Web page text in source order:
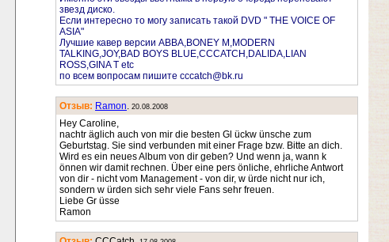
звезд диско.
Если интересно то могу записать такой DVD " THE VOICE OF
ASIA"
Лучшие кавер версии ABBA,BONEY M,MODERN
TALKING,JOY,BAD BOYS BLUE,CCCATCH,DALIDA,LIAN
ROSS,GINA T etc
по всем вопросам пишите cccatch@bk.ru
Отзыв: Ramon 20.08.2008
Hey Caroline,
nachtr äglich auch von mir die besten Gl ückw ünsche zum
Geburtstag. Sie sind verbunden mit einer Frage bzw. Bitte an dich.
Wird es ein neues Album von dir geben? Und wenn ja, wann k
önnen wir damit rechnen. Über eine pers önliche, ehrliche Antwort
von dir - nicht vom Management - von dir, w ürde nicht nur ich,
sondern w ürden sich sehr viele Fans sehr freuen.
Liebe Gr üsse
Ramon